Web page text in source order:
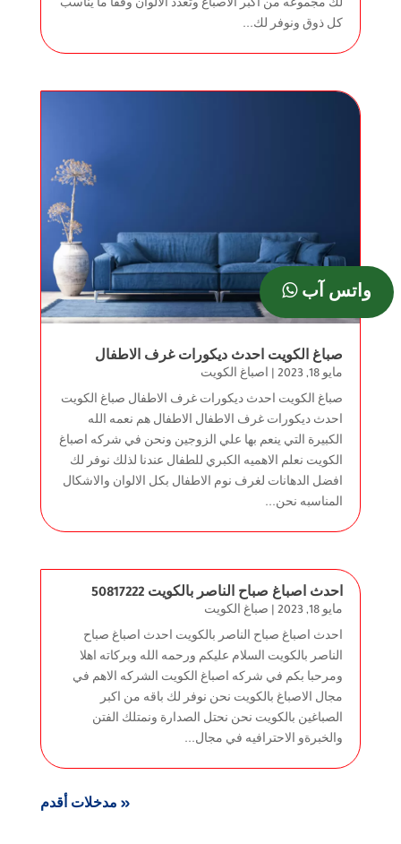
لك مجموعه من اكبر الاصباغ وتعدد الالوان وفقا ما يناسب
كل ذوق ونوفر لك...
صباغ الكويت احدث ديكورات غرف الاطفال
مايو 18, 2023 | اصباغ الكويت
صباغ الكويت احدث ديكورات غرف الاطفال صباغ الكويت
احدث ديكورات غرف الاطفال الاطفال هم نعمه الله
الكبيرة التي ينعم بها علي الزوجين ونحن في شركه اصباغ
الكويت نعلم الاهميه الكبري للطفال عندنا لذلك نوفر لك
افضل الدهانات لغرف نوم الاطفال بكل الالوان والاشكال
المناسبه نحن...
احدث اصباغ صباح الناصر بالكويت 50817222
مايو 18, 2023 | صباغ الكويت
احدث اصباغ صباح الناصر بالكويت احدث اصباغ صباح
الناصر بالكويت السلام عليكم ورحمه الله وبركاته اهلا
ومرحبا بكم في شركه اصباغ الكويت الشركه الاهم في
مجال الاصباغ بالكويت نحن نوفر لك باقه من اكبر
الصباغين بالكويت نحن نحتل الصدارة ونمتلك الفتن
والخبرةو الاحترافيه في مجال...
« مدخلات أقدم
واتس آب